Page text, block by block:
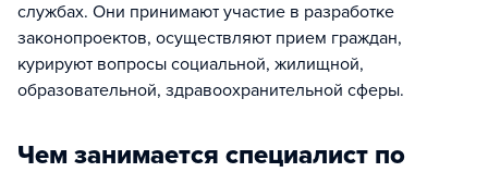
службах. Они принимают участие в разработке
законопроектов, осуществляют прием граждан,
курируют вопросы социальной, жилищной,
образовательной, здравоохранительной сферы.
Чем занимается специалист по